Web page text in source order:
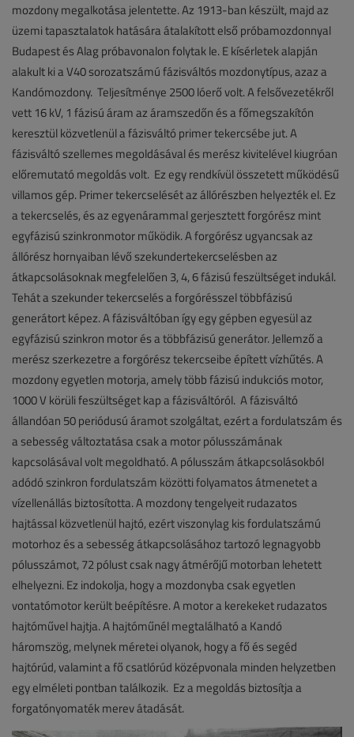
mozdony megalkotása jelentette. Az 1913-ban készült, majd az
üzemi tapasztalatok hatására átalakított első próbamozdonnyal
Budapest és Alag próbavonalon folytak le. E kísérletek alapján
alakult ki a V40 sorozatszámú fázisváltós mozdonytípus, azaz a
Kandómozdony. Teljesítménye 2500 lóerő volt. A felsővezetékről
vett 16 kV, 1 fázisú áram az áramszedőn és a főmegszakítón
keresztül közvetlenül a fázisváltó primer tekercsébe jut. A
fázisváltó szellemes megoldásával és merész kivitelével kiugróan
előremutató megoldás volt. Ez egy rendkívül összetett működésű
villamos gép. Primer tekercselését az állórészben helyezték el. Ez
a tekercselés, és az egyenárammal gerjesztett forgórész mint
egyfázisú szinkronmotor működik. A forgórész ugyancsak az
állórész hornyaiban lévő szekundertekercselésben az
átkapcsolásoknak megfelelően 3, 4, 6 fázisú feszültséget indukál.
Tehát a szekunder tekercselés a forgórésszel többfázisú
generátort képez. A fázisváltóban így egy gépben egyesül az
egyfázisú szinkron motor és a többfázisú generátor. Jellemző a
merész szerkezetre a forgórész tekercseibe épített vízhűtés. A
mozdony egyetlen motorja, amely több fázisú indukciós motor,
1000 V körüli feszültséget kap a fázisváltóról. A fázisváltó
állandóan 50 periódusú áramot szolgáltat, ezért a fordulatszám és
a sebesség változtatása csak a motor pólusszámának
kapcsolásával volt megoldható. A pólusszám átkapcsolásokból
adódó szinkron fordulatszám közötti folyamatos átmenetet a
vízellenállás biztosította. A mozdony tengelyeit rudazatos
hajtással közvetlenül hajtó, ezért viszonylag kis fordulatszámú
motorhoz és a sebesség átkapcsolásához tartozó legnagyobb
pólusszámot, 72 pólust csak nagy átmérőjű motorban lehetett
elhelyezni. Ez indokolja, hogy a mozdonyba csak egyetlen
vontatómotor került beépítésre. A motor a kerekeket rudazatos
hajtóművel hajtja. A hajtóműnél megtalálható a Kandó
háromszög, melynek méretei olyanok, hogy a fő és segéd
hajtórúd, valamint a fő csatlórúd középvonala minden helyzetben
egy elméleti pontban találkozik. Ez a megoldás biztosítja a
forgatónyomaték merev átadását.